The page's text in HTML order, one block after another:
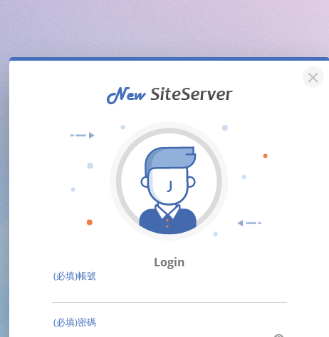
Login
(必填)帳號
(必填)密碼